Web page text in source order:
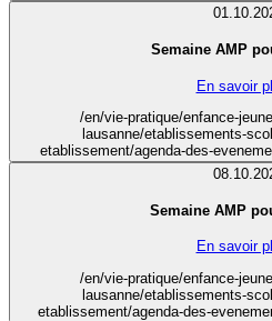
Semaine AMP
En savoir
/en/vie-pratique/enfance-
lausanne/etablissements-
etablissement/agenda-des-
Semaine AMP
En savoir
/en/vie-pratique/enfance-
lausanne/etablissements-
etablissement/agenda-des-